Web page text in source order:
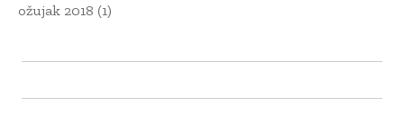
ožujak 2018 (1)